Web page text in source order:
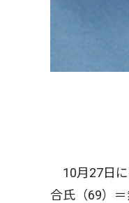
10月27日に
合氏（69）